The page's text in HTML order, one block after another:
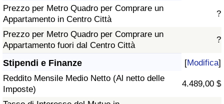
Prezzo per Metro Quadro per Comprare un
Appartamento in Centro Città
?
Prezzo per Metro Quadro per Comprare un
Appartamento fuori dal Centro Città
?
Stipendi e Finanze [Modifica]
Reddito Mensile Medio Netto (Al netto delle
Imposte)
4.489,00 $
Indice di criminalità per paese
Assistenza Sanitaria
Indice dell’Assistenza Sanitaria (Corrente)
Indice dell’Assistenza Sanitaria